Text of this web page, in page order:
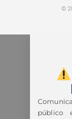
©
público